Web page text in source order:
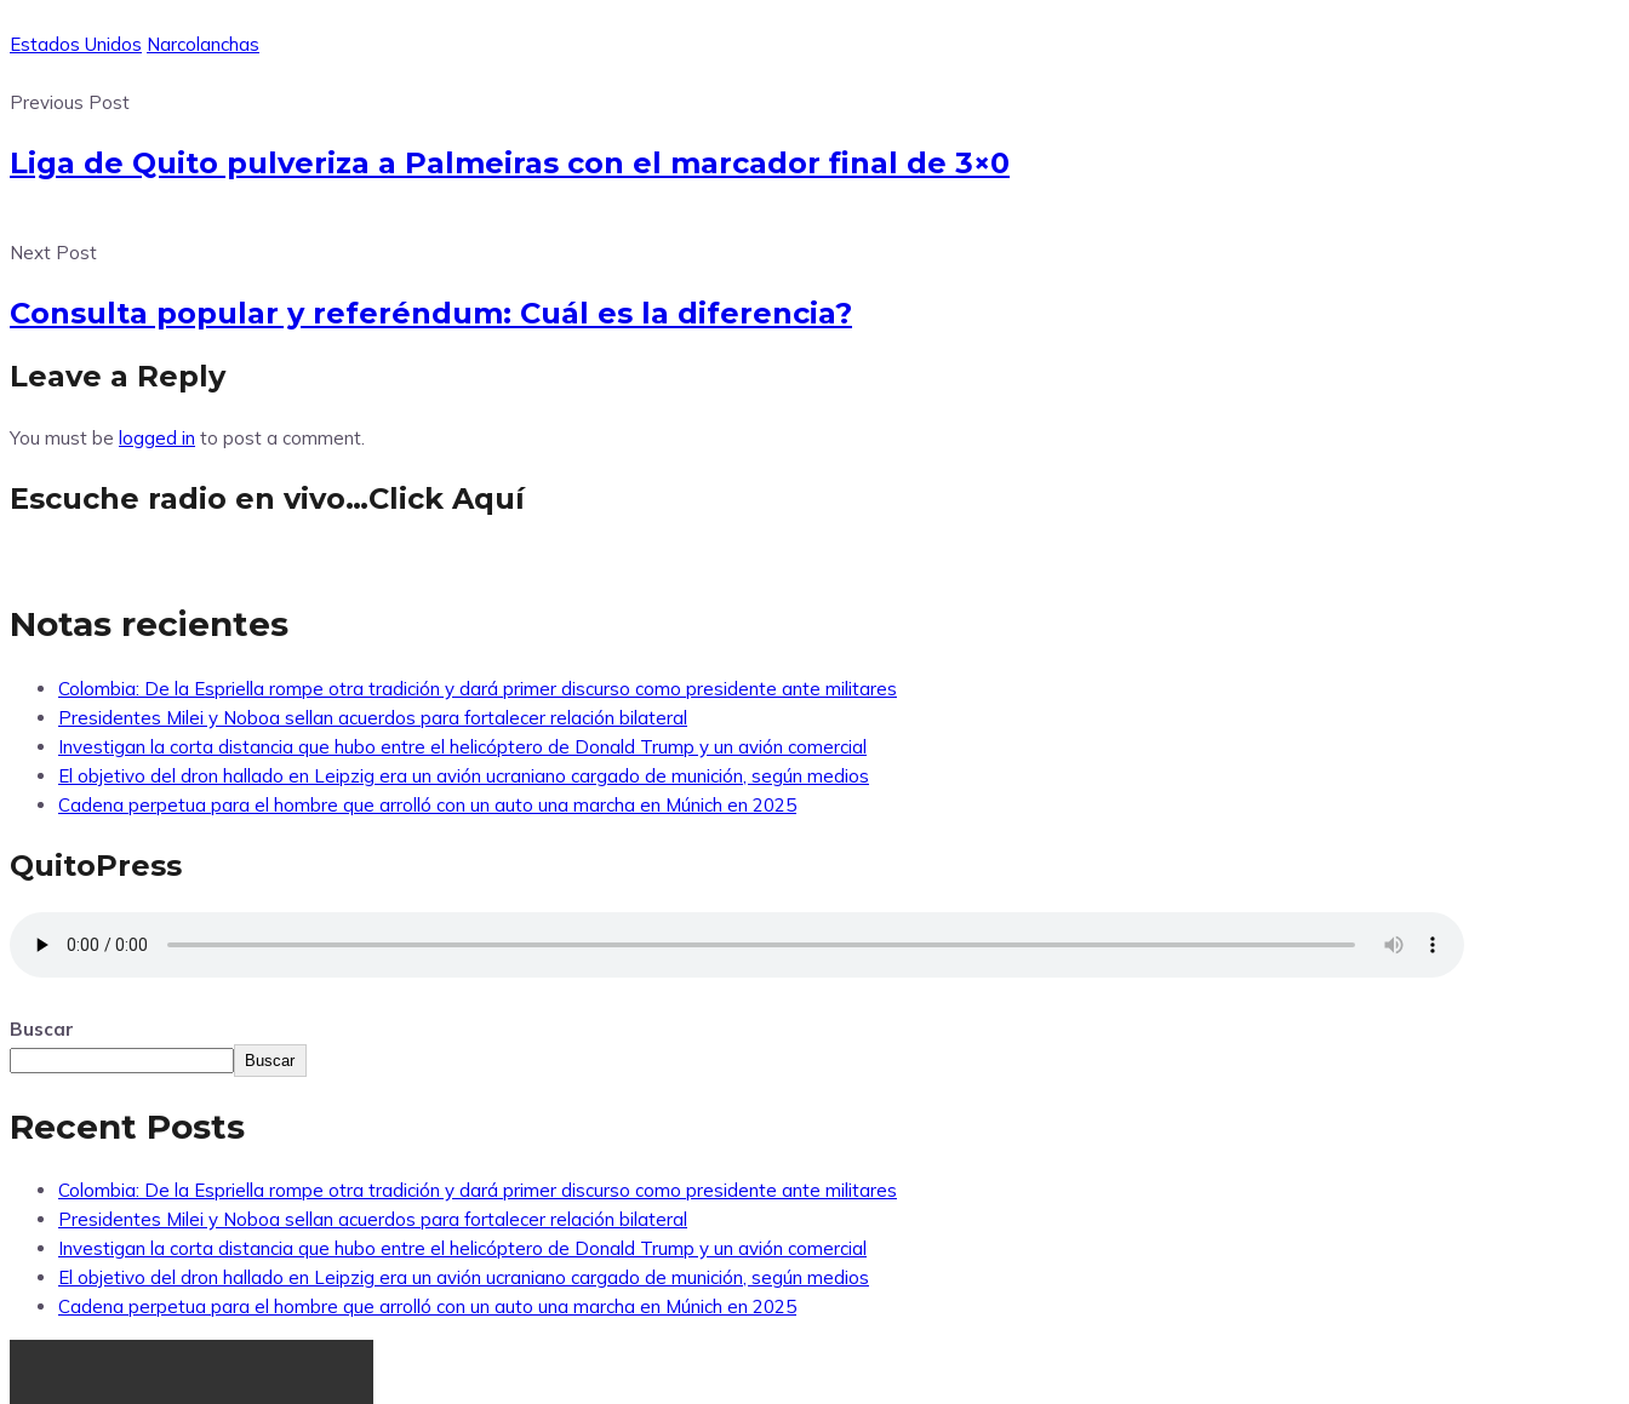
Estados Unidos Narcolanchas
Previous Post
Liga de Quito pulveriza a Palmeiras con el marcador final de 3×0
Next Post
Consulta popular y referéndum: Cuál es la diferencia?
Leave a Reply
You must be logged in to post a comment.
Escuche radio en vivo…Click Aquí
Notas recientes
Colombia: De la Espriella rompe otra tradición y dará primer discurso como presidente ante militares
Presidentes Milei y Noboa sellan acuerdos para fortalecer relación bilateral
Investigan la corta distancia que hubo entre el helicóptero de Donald Trump y un avión comercial
El objetivo del dron hallado en Leipzig era un avión ucraniano cargado de munición, según medios
Cadena perpetua para el hombre que arrolló con un auto una marcha en Múnich en 2025
QuitoPress
Buscar
Buscar
Recent Posts
Colombia: De la Espriella rompe otra tradición y dará primer discurso como presidente ante militares
Presidentes Milei y Noboa sellan acuerdos para fortalecer relación bilateral
Investigan la corta distancia que hubo entre el helicóptero de Donald Trump y un avión comercial
El objetivo del dron hallado en Leipzig era un avión ucraniano cargado de munición, según medios
Cadena perpetua para el hombre que arrolló con un auto una marcha en Múnich en 2025